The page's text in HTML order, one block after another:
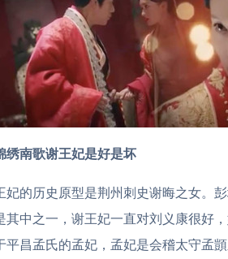
绣南歌谢王妃是好是坏
妃的历史原型是荆州刺史谢晦之女。
其中之一，谢王妃一直对刘义康很好
平昌孟氏的孟妃，孟妃是会稽太守孟